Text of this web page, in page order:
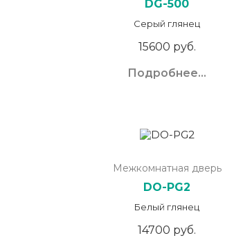
DG-500
Серый глянец
15600 руб.
Подробнее...
Межкомнатная дверь
DO-PG2
Белый глянец
14700 руб.